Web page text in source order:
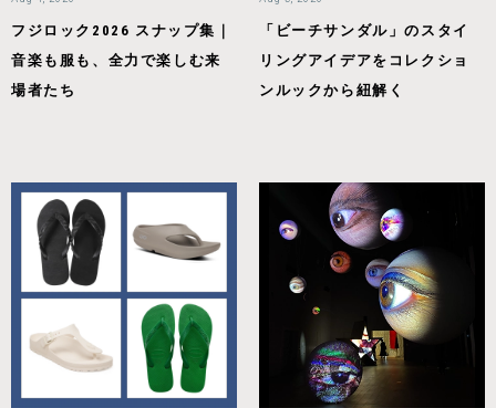
フジロック2026 スナップ集｜
音楽も服も、全力で楽しむ来
場者たち
「ビーチサンダル」のスタイ
リングアイデアをコレクショ
ンルックから紐解く